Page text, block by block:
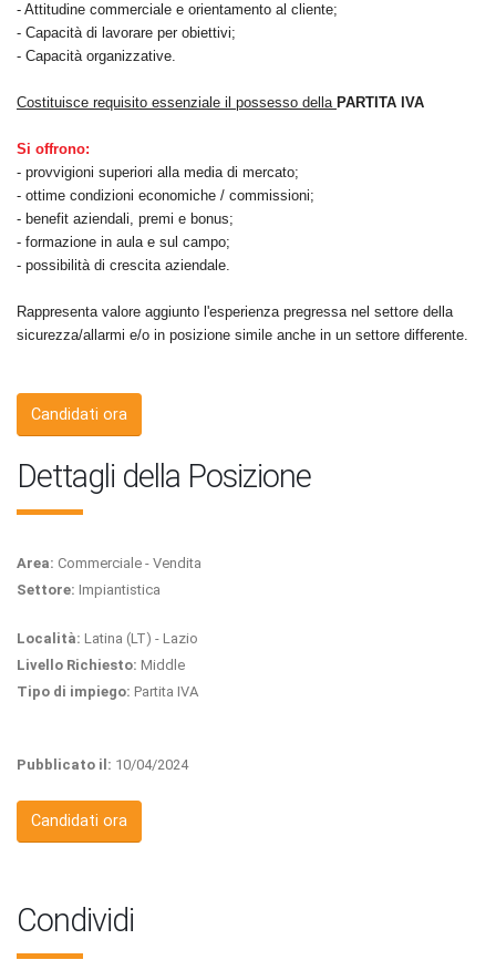
- Attitudine commerciale e orientamento al cliente;
- Capacità di lavorare per obiettivi;
- Capacità organizzative.
Costituisce requisito essenziale il possesso della PARTITA IVA
Si offrono:
- provvigioni superiori alla media di mercato;
- ottime condizioni economiche / commissioni;
- benefit aziendali, premi e bonus;
- formazione in aula e sul campo;
- possibilità di crescita aziendale.
Rappresenta valore aggiunto l'esperienza pregressa nel settore della
sicurezza/allarmi e/o in posizione simile anche in un settore differente.
Candidati ora
Dettagli della Posizione
Area: Commerciale - Vendita
Settore: Impiantistica
Località: Latina (LT) - Lazio
Livello Richiesto: Middle
Tipo di impiego: Partita IVA
Pubblicato il: 10/04/2024
Candidati ora
Condividi